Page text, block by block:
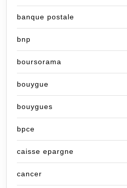
banque postale
bnp
boursorama
bouygue
bouygues
bpce
caisse epargne
cancer